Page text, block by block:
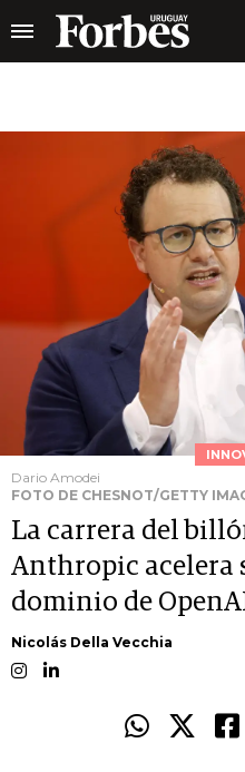
Dario Amodei
FOTO DE CHESNOT/GETTY
La carrera del
Anthropic acelera
dominio de
Nicolás Della Vecchia